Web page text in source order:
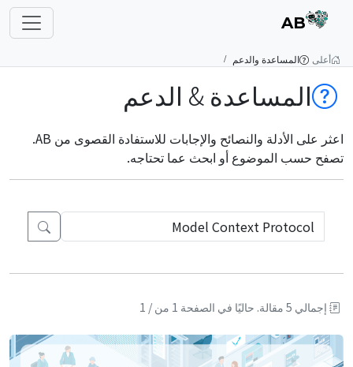
AB
أعلى المساعدة والدعم
المساعدة & الدعم
اعثر على الأدلة والنصائح والإجابات للاستفادة القصوى من AB.
تصفح حسب الموضوع أو ابحث عما تحتاجه.
إجمالي 5 مقالة. حاليًا في الصفحة 1 من / 1